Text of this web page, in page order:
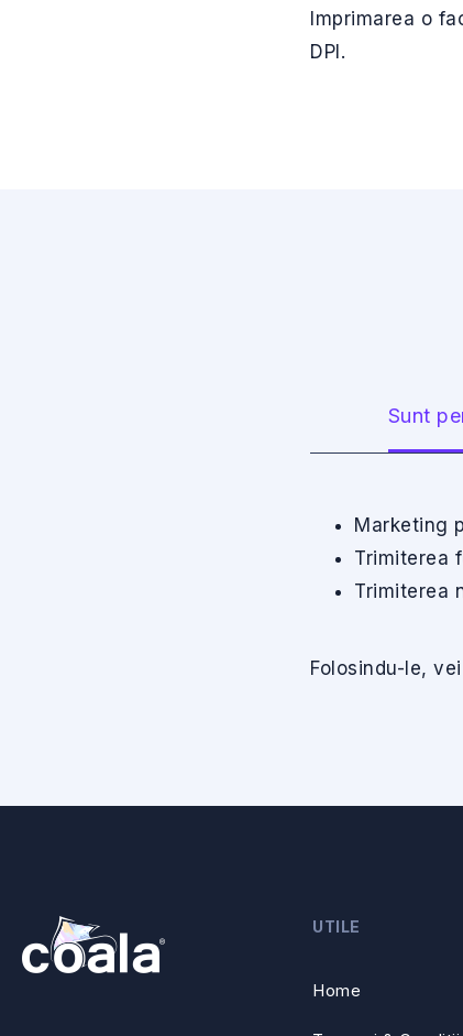
Imprimarea o
DPI.
Sunt
Marketing
Trimiterea
Trimiterea
Folosindu-le,
UTILE
Home